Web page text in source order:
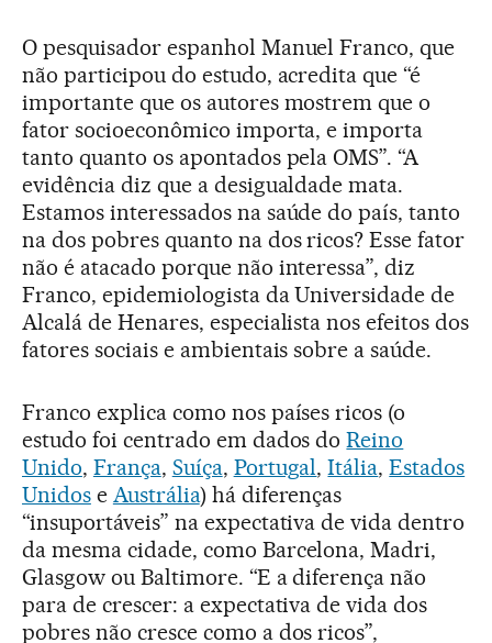
O pesquisador espanhol Manuel Franco, que
não participou do estudo, acredita que “é
importante que os autores mostrem que o
fator socioeconômico importa, e importa
tanto quanto os apontados pela OMS”. “A
evidência diz que a desigualdade mata.
Estamos interessados na saúde do país, tanto
na dos pobres quanto na dos ricos? Esse fator
não é atacado porque não interessa”, diz
Franco, epidemiologista da Universidade de
Alcalá de Henares, especialista nos efeitos dos
fatores sociais e ambientais sobre a saúde.
Franco explica como nos países ricos (o
estudo foi centrado em dados doReino
Unido, França, Suíça, Portugal,Itália,Estados
Unidose Austrália) há diferenças
“insuportáveis” na expectativa de vida dentro
da mesma cidade, como Barcelona, Madri,
Glasgow ou Baltimore. “E a diferença não
para de crescer: a expectativa de vida dos
pobres não cresce como a dos ricos”,